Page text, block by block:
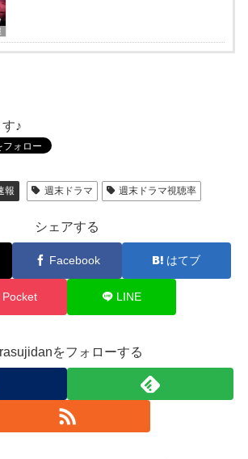
♪
報 週末ドラマ 週末ドラマ視聴率
シェアする
Facebook はてブ
Pocket LINE
をフォローする